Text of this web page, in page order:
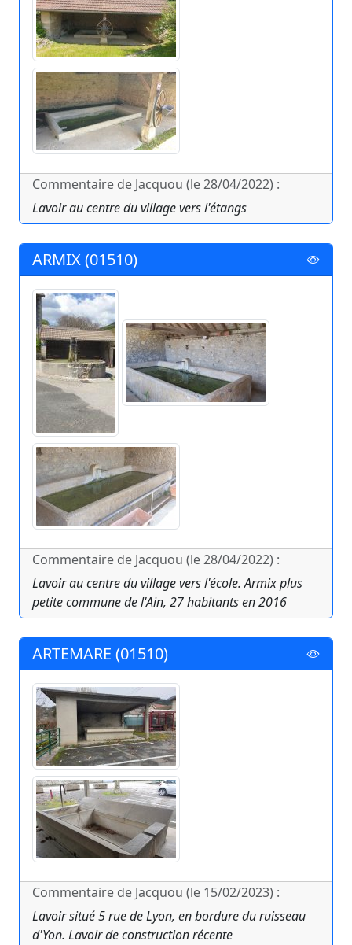
Commentaire de Jacquou (le 28/04/2022) :
Lavoir au centre du village vers l'étangs
ARMIX (01510)
Commentaire de Jacquou (le 28/04/2022) :
Lavoir au centre du village vers l'école. Armix plus
petite commune de l'Ain, 27 habitants en 2016
ARTEMARE (01510)
Commentaire de Jacquou (le 15/02/2023) :
Lavoir situé 5 rue de Lyon, en bordure du ruisseau
d'Yon. Lavoir de construction récente